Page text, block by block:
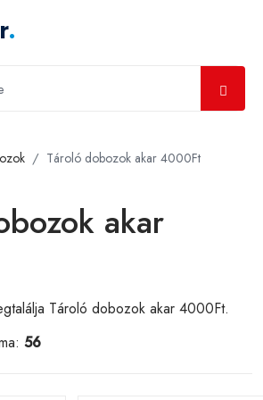
.
Tároló dobozok akar 4000Ft
akar
Tároló dobozok akar 4000Ft.
56